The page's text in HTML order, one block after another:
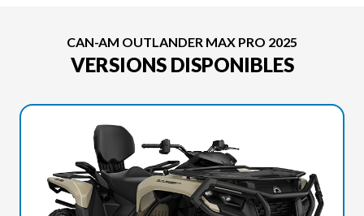
CAN-AM OUTLANDER MAX PRO 2025
VERSIONS DISPONIBLES